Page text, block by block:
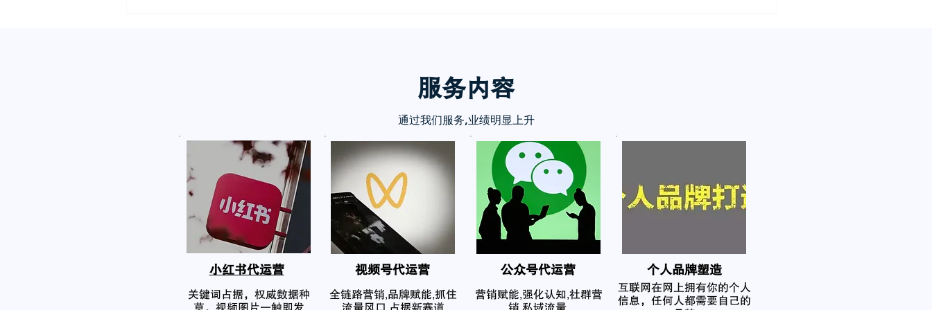
服务内容
通过我们服务,业绩明显上升
小红书代运营
关键词占据，权威数据种
​视频号代运营
全链路营销,品牌赋能,抓住
公众号代运营
营销赋能,强化认知,社群营
个人品牌塑造
互联网在网上拥有你的个人
信息，任何人都需要自己的